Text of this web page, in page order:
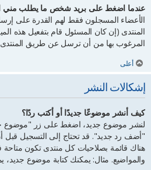
عندما اضغط على بريد شخص ما يطلب مني
الأعضاء المسجلون فقط لهم القدرة على
المنتدى (إن كان المسئول قام بتفعيل هذه
المرغوب بها من أن ترسل عن طريق
أعلى
إشكالات النشر
كيف أنشر موضوعًا جديدًا أو أكتب ردًا؟
لنشر موضوع جديد، اضغط على زر "موضوع
"أضف رد جديد". قد تحتاج إلى التسجيل قبل
هناك قائمة بصلاحيات كل منتدى تكون
والمواضيع. مثال: يمكنك كتابة موضوع